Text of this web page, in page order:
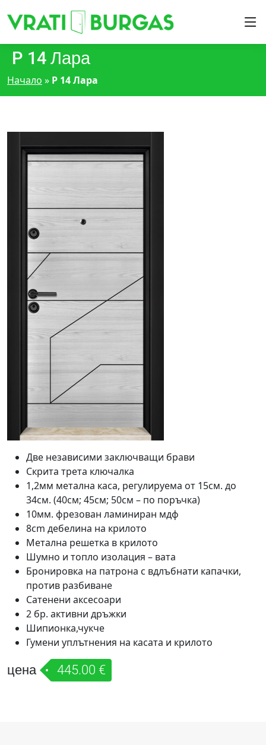
P 14 Лара
Начало » P 14 Лара
Две независими заключващи брави
Скрита трета ключалка
1,2мм метална каса, регулируема от 15см. до
34см. (40см; 45см; 50см – по поръчка)
10мм. фрезован ламиниран мдф
8cm дебелина на крилото
Метална решетка в крилото
Шумно и топло изолация – вата
Бронировка на патрона с вдлъбнати капачки,
против разбиване
Сатенени аксесоари
2 бр. активни дръжки
Шипионка,чукче
Гумени уплътнения на касата и крилото
цена 445.00 €